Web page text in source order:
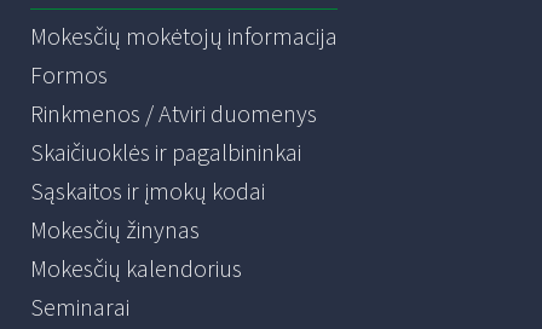
Mokesčių mokėtojų informacija
Formos
Rinkmenos / Atviri duomenys
Skaičiuoklės ir pagalbininkai
Sąskaitos ir įmokų kodai
Mokesčių žinynas
Mokesčių kalendorius
Seminarai